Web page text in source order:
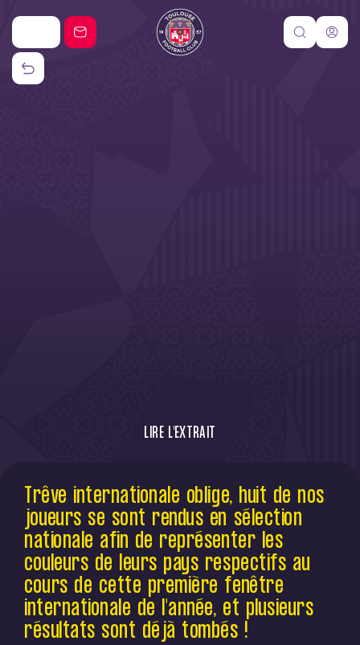
LIRE L'EXTRAIT
Trêve internationale oblige, huit de nos
joueurs se sont rendus en sélection
nationale afin de représenter les couleurs
de leurs pays respectifs au cours de
cette première fenêtre internationale de
l'année, et plusieurs résultats sont déjà
tombés !
Trêve internationale oblige, huit de nos
joueurs se sont rendus en sélection
nationale afin de représenter les
couleurs de leurs pays respectifs au
cours de cette première fenêtre
internationale de l'année, et plusieurs
résultats sont déjà tombés !